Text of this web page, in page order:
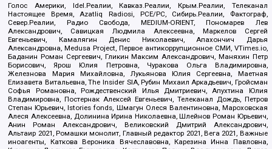
Голос Америки, Idel.Реалии, Кавказ.Реалии, Крым.Реалии, Телеканал
Настоящее Время, Azatliq Radiosi, PCE/PC, Сибирь.Реалии, Фактограф,
Север.Реалии, Радио Свобода, MEDIUM-ORIENT, Пономарев Лев
Александрович, Савицкая Людмила Алексеевна, Маркелов Сергей
Евгеньевич, Камалягин Денис Николаевич, Апахончич Дарья
Александровна, Medusa Project, Первое антикоррупционное СМИ, VTimes.io,
Баданин Роман Сергеевич, Гликин Максим Александрович, Маняхин Петр
Борисович, Ярош Юлия Петровна, Чуракова Ольга Владимировна,
Железнова Мария Михайловна, Лукьянова Юлия Сергеевна, Маетная
Елизавета Витальевна, The Insider SIA, Рубин Михаил Аркадьевич, Гройсман
Софья Романовна, Рождественский Илья Дмитриевич, Апухтина Юлия
Владимировна, Постернак Алексей Евгеньевич, Телеканал Дождь, Петров
Степан Юрьевич, Istories fonds, Шмагун Олеся Валентиновна, Мароховская
Алеся Алексеевна, Долинина Ирина Николаевна, Шлейнов Роман Юрьевич,
Анин Роман Александрович, Великовский Дмитрий Александрович,
Альтаир 2021, Ромашки монолит, Главный редактор 2021, Вега 2021, Важные
иноагенты, Каткова Вероника Вячеславовна, Карезина Инна Павловна,